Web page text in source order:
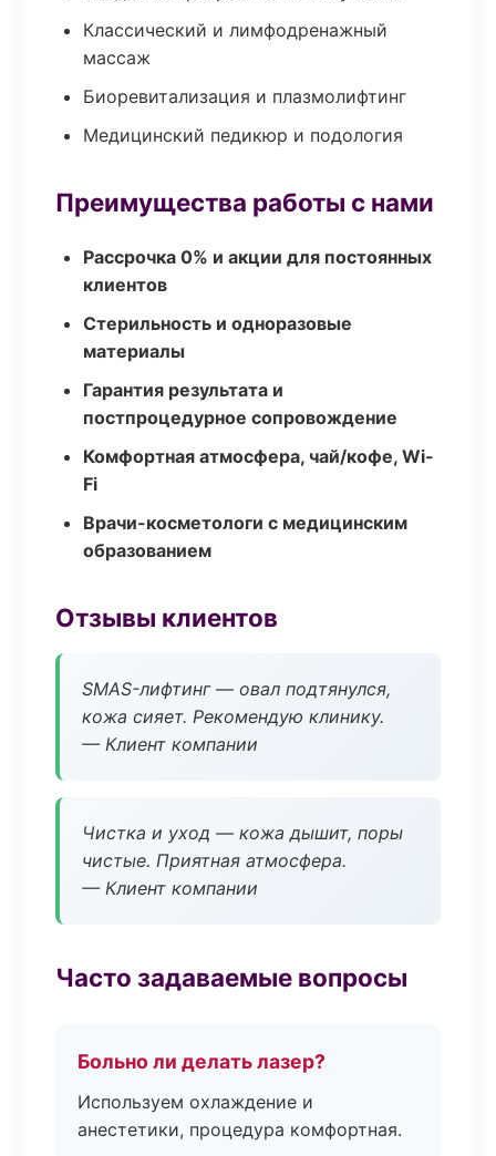
Классический и лимфодренажный
массаж
Биоревитализация и плазмолифтинг
Медицинский педикюр и подология
Преимущества работы с нами
Рассрочка 0% и акции для постоянных
клиентов
Стерильность и одноразовые
материалы
Гарантия результата и
постпроцедурное сопровождение
Комфортная атмосфера, чай/кофе, Wi-
Fi
Врачи-косметологи с медицинским
образованием
Отзывы клиентов
SMAS-лифтинг — овал подтянулся,
кожа сияет. Рекомендую клинику.
— Клиент компании
Чистка и уход — кожа дышит, поры
чистые. Приятная атмосфера.
— Клиент компании
Часто задаваемые вопросы
Больно ли делать лазер?
Используем охлаждение и
анестетики, процедура комфортная.